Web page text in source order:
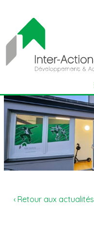
‹ Retour aux actualités